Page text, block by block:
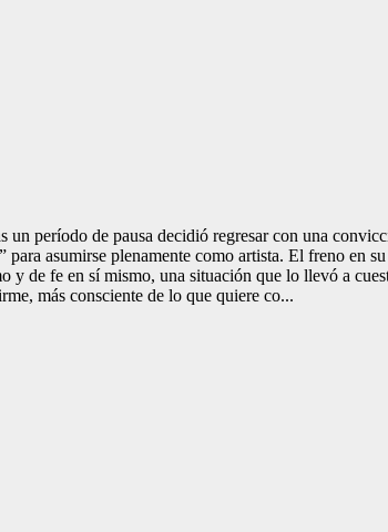
período de pausa decidió regresar con una
asumirse plenamente como artista. El freno en
de fe en sí mismo, una situación que lo llevó a
más consciente de lo que quiere co...